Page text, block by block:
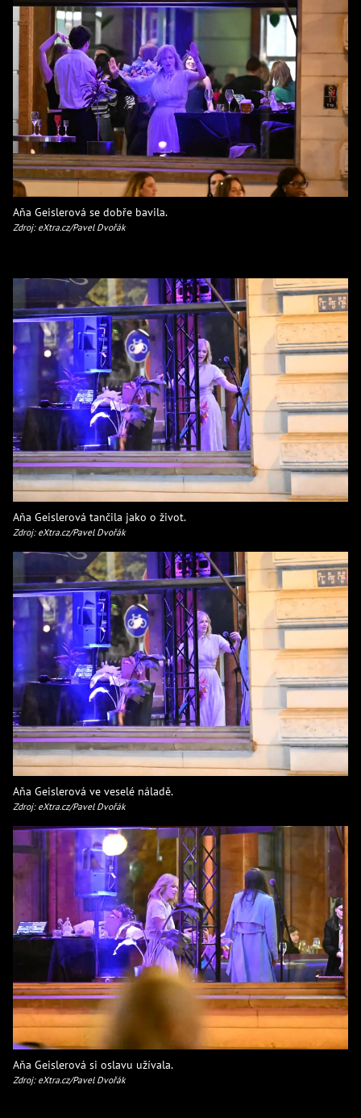
Aňa Geislerová se dobře bavila.
Zdroj: eXtra.cz/Pavel Dvořák
Aňa Geislerová tančila jako o život.
Zdroj: eXtra.cz/Pavel Dvořák
Aňa Geislerová ve veselé náladě.
Zdroj: eXtra.cz/Pavel Dvořák
Aňa Geislerová si oslavu užívala.
Zdroj: eXtra.cz/Pavel Dvořák